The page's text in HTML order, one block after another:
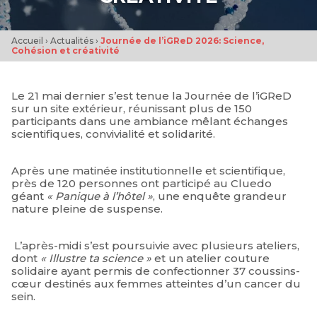
Accueil › Actualités › Journée de l’iGReD 2026: Science,
Cohésion et créativité
Le 21 mai dernier s’est tenue la Journée de l’iGReD
sur un site extérieur, réunissant plus de 150
participants dans une ambiance mêlant échanges
scientifiques, convivialité et solidarité.
Après une matinée institutionnelle et scientifique,
près de 120 personnes ont participé au Cluedo
géant « Panique à l’hôtel », une enquête grandeur
nature pleine de suspense.
L’après-midi s’est poursuivie avec plusieurs ateliers,
dont « Illustre ta science » et un atelier couture
solidaire ayant permis de confectionner 37 coussins-
cœur destinés aux femmes atteintes d’un cancer du
sein.